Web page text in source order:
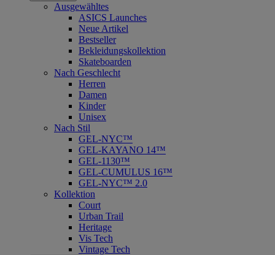
Ausgewähltes
ASICS Launches
Neue Artikel
Bestseller
Bekleidungskollektion
Skateboarden
Nach Geschlecht
Herren
Damen
Kinder
Unisex
Nach Stil
GEL-NYC™
GEL-KAYANO 14™
GEL-1130™
GEL-CUMULUS 16™
GEL-NYC™ 2.0
Kollektion
Court
Urban Trail
Heritage
Vis Tech
Vintage Tech